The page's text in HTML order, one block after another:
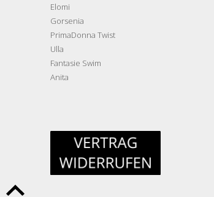
Elomi
Gorsenia
PrimaDonna Twist
Ulla
Fantasie Swim
Anita